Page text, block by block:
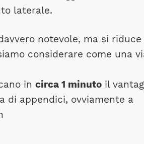
laterale.
notevole, ma si riduce
considerare come una
in circa 1 minuto il
di appendici, ovviamente a